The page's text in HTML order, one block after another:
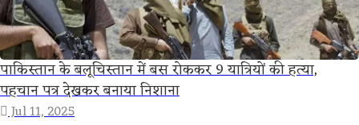
पाकिस्तान के बलूचिस्तान में बस रोककर 9 यात्रियों की हत्या,
पहचान पत्र देखकर बनाया निशाना
Jul 11, 2025